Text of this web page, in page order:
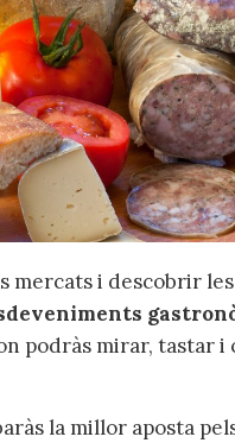
mercats i descobrir
podràs mirar, tastar
la millor aposta
Aquest
de les